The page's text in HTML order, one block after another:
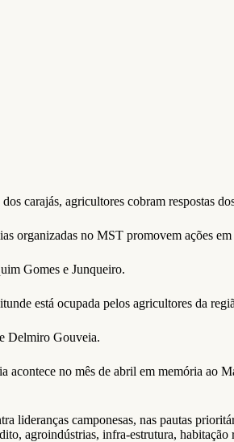
carajás, agricultores cobram respostas
organizadas no MST promovem ações
Gomes e Junqueiro.
está ocupada pelos agricultores da
Delmiro Gouveia.
no mês de abril em memória ao
lideranças camponesas, nas pautas
agroindústrias, infra-estrutura,